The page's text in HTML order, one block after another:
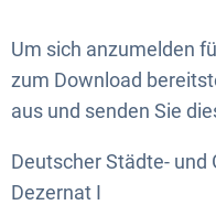
Um sich anzumelden
zum Download
aus und senden Sie
Deutscher Städte- und
Dezernat I